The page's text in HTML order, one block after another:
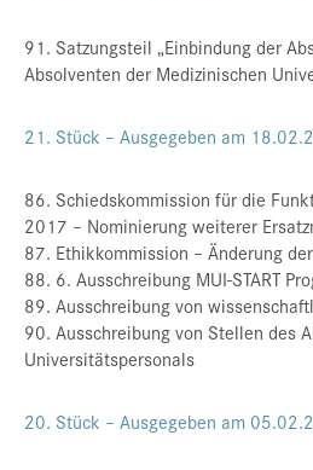
91. Satzungsteil „Einbindung der
Absolventen der Medizinischen
21. Stück – Ausgegeben am
86. Schiedskommission für die
2017 – Nominierung weiterer
87. Ethikkommission – Änderung
88. 6. Ausschreibung MUI-START
89. Ausschreibung von
90. Ausschreibung von Stellen des
Universitätspersonals
20. Stück – Ausgegeben am